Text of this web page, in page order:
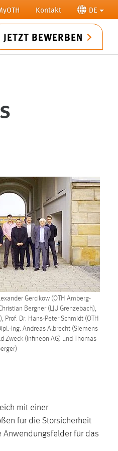
Kontakt DE
JETZT BEWERBEN
Gercikow (OTH Amberg-
Bergner (LJU Grenzebach),
Prof. Dr. Hans-Peter Schmidt (OTH
Ing. Andreas Albrecht (Siemens
Zweck (Infineon AG) und Thomas
mit einer
für die Störsicherheit
Anwendungsfelder für das